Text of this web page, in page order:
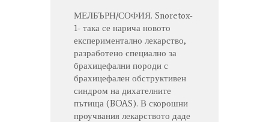
МЕЛБЪРН/СОФИЯ. Snoretox-
1- така се нарича новото
експериментално лекарство,
разработено специално за
брахицефални породи с
брахицефален обструктивен
синдром на дихателните
пътища (BOAS). В скорошни
проучвания лекарството даде